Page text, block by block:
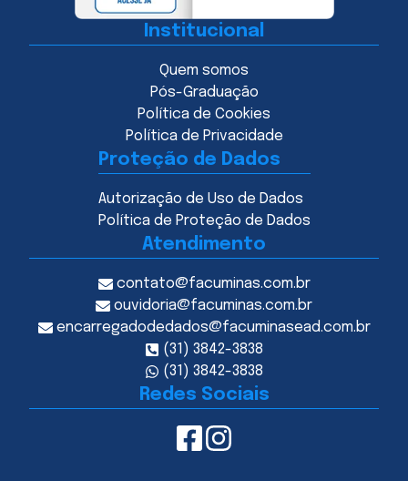
Institucional
Quem somos
Pós-Graduação
Política de Cookies
Política de Privacidade
Proteção de Dados
Autorização de Uso de Dados
Política de Proteção de Dados
Atendimento
contato@facuminas.com.br
ouvidoria@facuminas.com.br
encarregadodedados@facuminasead.com.br
(31) 3842-3838
(31) 3842-3838
Redes Sociais